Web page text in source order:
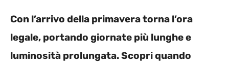
Con l’arrivo della primavera torna l’ora
legale, portando giornate più lunghe e
luminosità prolungata. Scopri quando